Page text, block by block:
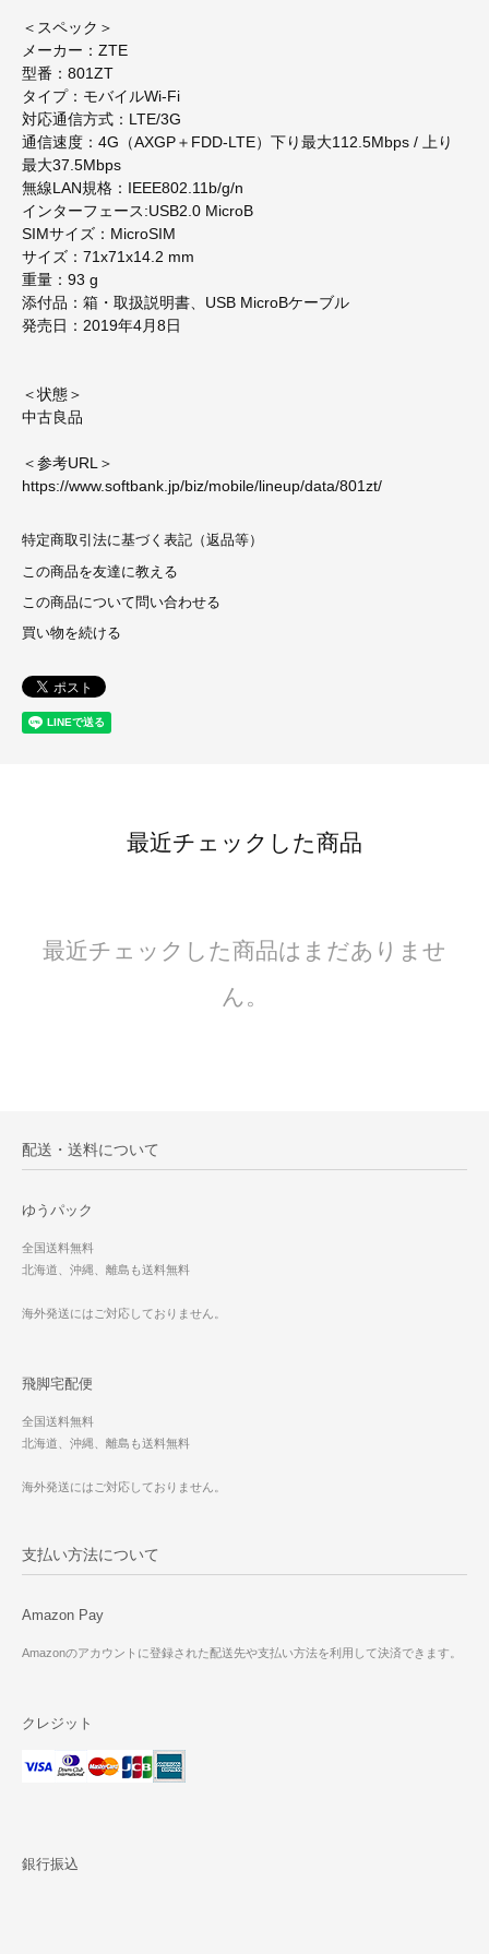
＜スペック＞
メーカー：ZTE
型番：801ZT
タイプ：モバイルWi-Fi
対応通信方式：LTE/3G
通信速度：4G（AXGP＋FDD-LTE）下り最大112.5Mbps / 上り
最大37.5Mbps
無線LAN規格：IEEE802.11b/g/n
インターフェース:USB2.0 MicroB
SIMサイズ：MicroSIM
サイズ：71x71x14.2 mm
重量：93 g
添付品：箱・取扱説明書、USB MicroBケーブル
発売日：2019年4月8日
＜状態＞
中古良品
＜参考URL＞
https://www.softbank.jp/biz/mobile/lineup/data/801zt/
特定商取引法に基づく表記（返品等）
この商品を友達に教える
この商品について問い合わせる
買い物を続ける
最近チェックした商品
最近チェックした商品はまだありませ
ん。
配送・送料について
ゆうパック
全国送料無料
北海道、沖縄、離島も送料無料
海外発送にはご対応しておりません。
飛脚宅配便
全国送料無料
北海道、沖縄、離島も送料無料
海外発送にはご対応しておりません。
支払い方法について
Amazon Pay
Amazonのアカウントに登録された配送先や支払い方法を利用して決済できます。
クレジット
銀行振込